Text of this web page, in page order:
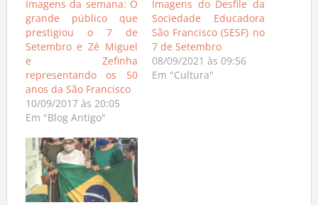
Imagens da semana: O
grande público que
prestigiou o 7 de
Setembro e Zé Miguel
e Zefinha
representando os 50
anos da São Francisco
10/09/2017 às 20:05
Em "Blog Antigo"
Imagens do Desfile da
Sociedade Educadora
São Francisco (SESF) no
7 de Setembro
08/09/2021 às 09:56
Em "Cultura"